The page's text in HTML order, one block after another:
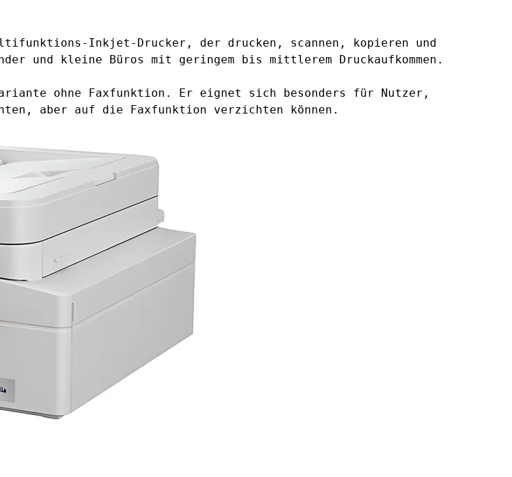
Inkjet-Drucker, der drucken, scannen, kopieren und
und kleine Büros mit geringem bis mittlerem Druckaufkommen.
ohne Faxfunktion. Er eignet sich besonders für Nutzer,
aber auf die Faxfunktion verzichten können.